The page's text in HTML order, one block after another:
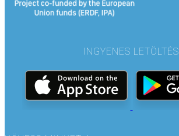
INGYENES LETÖLTÉS